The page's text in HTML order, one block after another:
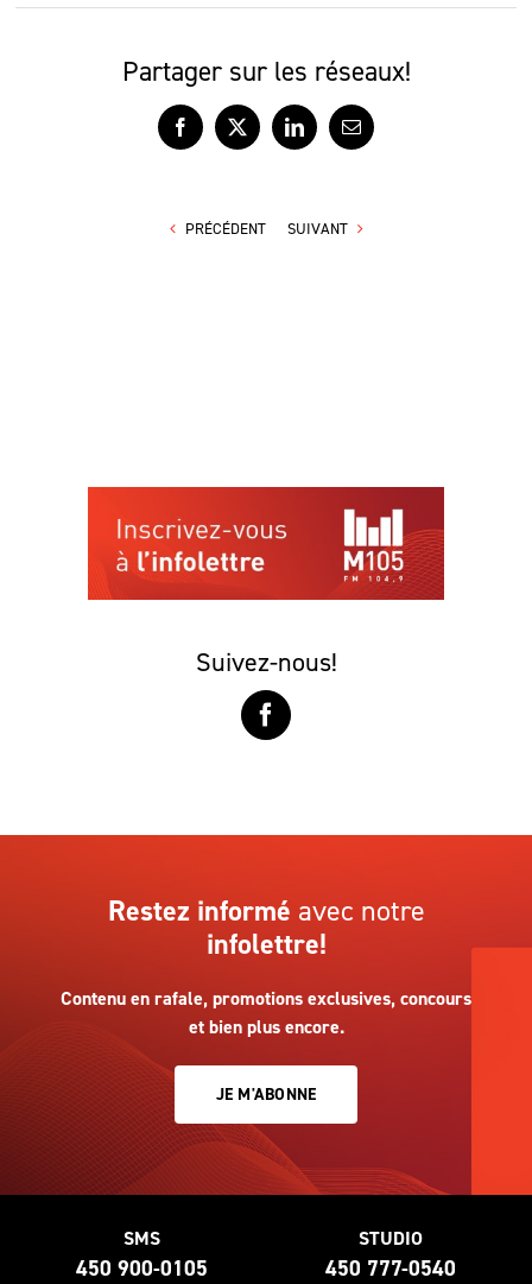
Partager sur les réseaux!
Facebook
X LinkedInCourriel
PRÉCÉDENT SUIVANT
Suivez-nous!
Restez informé avec notre
infolettre!
Contenu en rafale, promotions exclusives, concours
et bien plus encore.
JE M'ABONNE
SMS
450 900-0105
STUDIO
450 777-0540